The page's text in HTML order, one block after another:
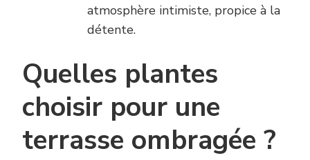
atmosphère intimiste, propice à la
détente.
Quelles plantes
choisir pour une
terrasse ombragée ?